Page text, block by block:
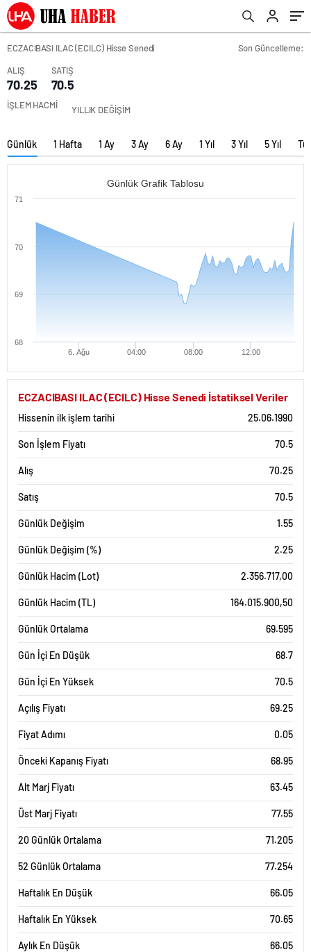
ECZACIBASI ILAC (ECILC) Hisse Senedi
Son Güncelleme:
ALIŞ
70.25
SATIŞ
70.5
İŞLEM HACMİ YILLIK DEĞİŞİM
Günlük 1 Hafta 1 Ay 3 Ay 6 Ay 1 Yıl 3 Yıl 5 Yıl
Günlük Grafik Tablosu
6. Ağu 04:00 08:00 12:00
68
69
70
71
ECZACIBASI ILAC (ECILC) Hisse Senedi İstatiksel Veriler
Hissenin ilk işlem tarihi 25.06.1990
Son İşlem Fiyatı 70.5
Alış 70.25
Satış 70.5
Günlük Değişim 1.55
Günlük Değişim (%) 2.25
Günlük Hacim (Lot) 2.356.717,00
Günlük Hacim (TL) 164.015.900,50
Günlük Ortalama 69.595
Gün İçi En Düşük 68.7
Gün İçi En Yüksek 70.5
Açılış Fiyatı 69.25
Fiyat Adımı 0.05
Önceki Kapanış Fiyatı 68.95
Alt Marj Fiyatı 63.45
Üst Marj Fiyatı 77.55
20 Günlük Ortalama 71.205
52 Günlük Ortalama 77.254
Haftalık En Düşük 66.05
Haftalık En Yüksek 70.65
Aylık En Düşük 66.05